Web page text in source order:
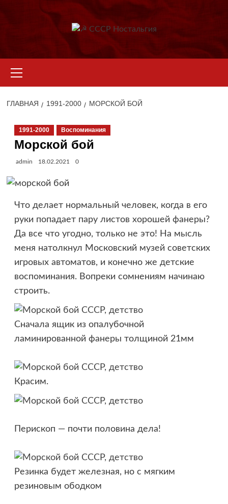
меню
ГЛАВНАЯ 1991-2000 МОРСКОЙ БОЙ
1991-2000 Воспоминания
Морской бой
admin 18.02.2021 0
Что делает нормальный человек, когда в его
руки попадает пару листов хорошей фанеры?
Да все что угодно, только не это! На мысль
меня натолкнул Московский музей советских
игровых автоматов, и конечно же детские
воспоминания. Вопреки сомнениям начинаю
строить.
Сначала ящик из опалубочной
ламинированной фанеры толщиной 21мм
Красим.
Перископ — почти половина дела!
Резинка будет железная, но с мягким
резиновым ободком